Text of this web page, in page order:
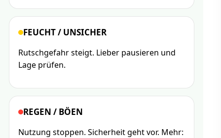
FEUCHT / UNSICHER
Rutschgefahr steigt. Lieber pausieren und
Lage prüfen.
REGEN / BÖEN
Nutzung stoppen. Sicherheit geht vor. Mehr: